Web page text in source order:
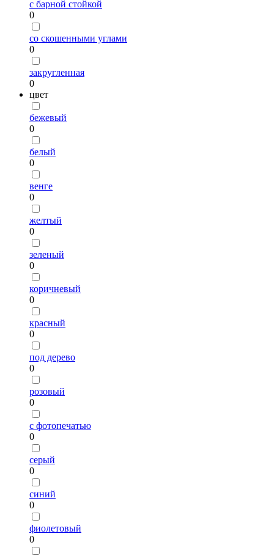
с барной стойкой
0
со скошенными углами
0
закругленная
0
цвет
бежевый
0
белый
0
венге
0
желтый
0
зеленый
0
коричневый
0
красный
0
под дерево
0
розовый
0
с фотопечатью
0
серый
0
синий
0
фиолетовый
0